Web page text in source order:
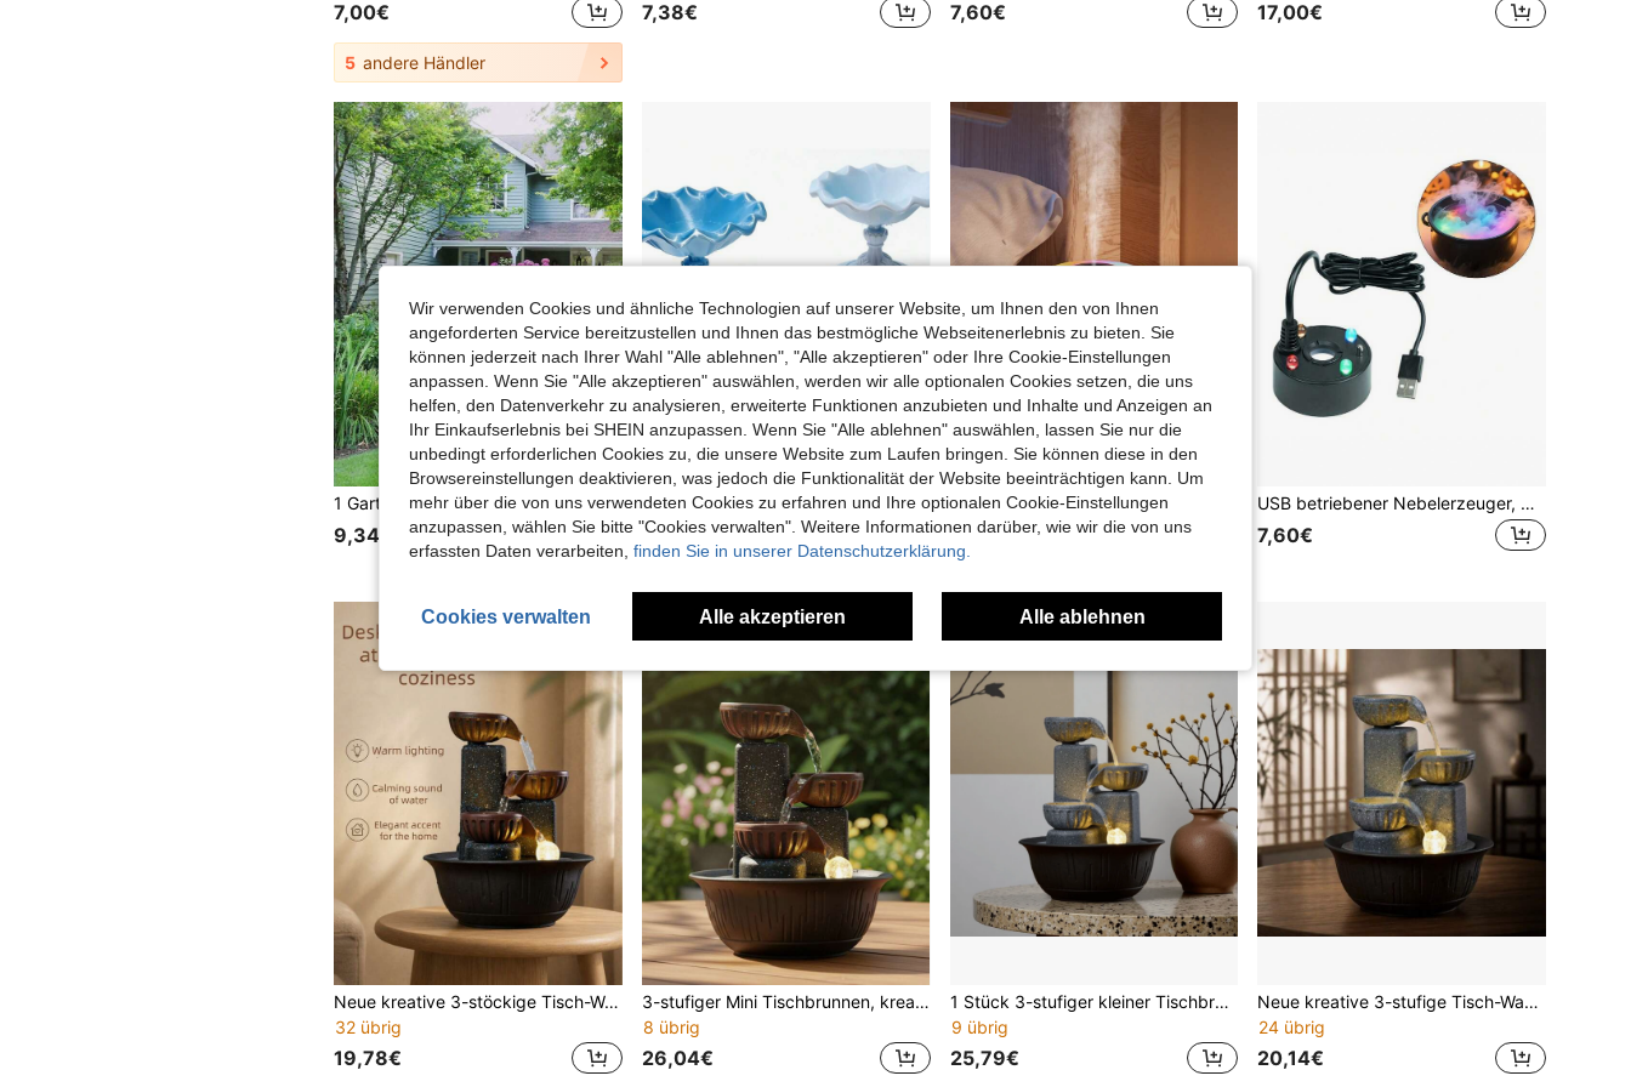
7,00€
5 andere Händler
7,38€ 7,60€ 17,00€
1 Gartenstange aus schwerem Metall mit Gartenhaken, geeignet zum Aufhängen von Vogelhäuschen, Pflanzenkörben, Blumenkörben, Pflanzenhaken-Halterungen, Laternenhaken, Hochzeitsdekorationen usw. für Außen- und Gartendekoration
9,34€
PLA-Material europäischer Vintage geprägter Hochfuß-Heißwasserquelle-Ornament
2 übrig
5,48€
3 übrig
6,11€
USB betriebener Nebelerzeuger, multifunktionaler Nebelbefeuchter mit farbwechselnden Lichtern, geeignet für Heimdekoration, Aquarium, Halloween Hexenkessel, Fantasy-Landschaft, tragbarer Zerstäuber, Tischnebelspringbrunnen
7,60€
Neue kreative 3-stöckige Tisch-Wasserfontäne, wohlstandsbringende Dekoration, Innenraum-Wasserkreislauf-Wasserspiel-Ornament für Babyzimmer, Wohnzimmer, Eingangsbereich, befeuchtendes Dekostück, Einweihungsgeschenk
32 übrig
19,78€
3-stufiger Mini Tischbrunnen, kreatives braunes Design mit zirkulierendem Wasser, Büro-Dekoration, Wohnzimmer Eingangsbereich hochwertiges Ornament
8 übrig
26,04€
1 Stück 3-stufiger kleiner Tischbrunnen, hochwertige graue runde Wasserzirkulationsbefeuchter für Feng Shui, leise Innenrelaxation Einweihungsgeschenk
9 übrig
25,79€
Neue kreative 3-stufige Tisch-Wasserfontäne Dekoration, Innenraum-Wasserkreislauf-Wasserelement Ornament, befeuchtende Dekoration für Babyzimmer, Wohnzimmer, Eingangsbereich, Einweihungsgeschenk
24 übrig
20,14€
Wir verwenden Cookies und ähnliche Technologien auf unserer Website, um Ihnen den von Ihnen
angeforderten Service bereitzustellen und Ihnen das bestmögliche Webseitenerlebnis zu bieten. Sie
können jederzeit nach Ihrer Wahl "Alle ablehnen", "Alle akzeptieren" oder Ihre Cookie-Einstellungen
anpassen. Wenn Sie "Alle akzeptieren" auswählen, werden wir alle optionalen Cookies setzen, die uns
helfen, den Datenverkehr zu analysieren, erweiterte Funktionen anzubieten und Inhalte und Anzeigen an
Ihr Einkaufserlebnis bei SHEIN anzupassen. Wenn Sie "Alle ablehnen" auswählen, lassen Sie nur die
unbedingt erforderlichen Cookies zu, die unsere Website zum Laufen bringen. Sie können diese in den
Browsereinstellungen deaktivieren, was jedoch die Funktionalität der Website beeinträchtigen kann. Um
mehr über die von uns verwendeten Cookies zu erfahren und Ihre optionalen Cookie-Einstellungen
anzupassen, wählen Sie bitte "Cookies verwalten". Weitere Informationen darüber, wie wir die von uns
erfassten Daten verarbeiten, finden Sie in unserer Datenschutzerklärung.
Cookies verwalten Alle akzeptieren Alle ablehnen